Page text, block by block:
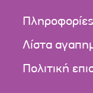
Λίστα
Πολιτική